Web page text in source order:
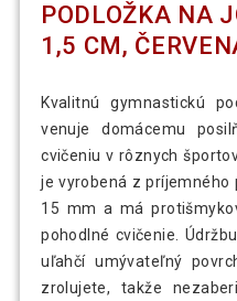
PODLOŽKA NA
1,5 CM,
Kvalitnú gymnastickú
venuje domácemu
cvičeniu v rôznych
je vyrobená z príjemného
15 mm a má
pohodlné cvičenie.
uľahčí umývateľný
zrolujete, takže